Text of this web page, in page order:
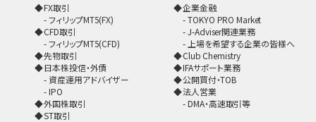
FX取引
フィリップMT5(FX)
CFD取引
フィリップMT5(CFD)
先物取引
日本株投信・外債
資産運用アドバイザー
IPO
外国株取引
ST取引
企業金融
TOKYO PRO Market
J-Adviser関連業務
上場を希望する企業の皆様へ
Club Chemistry
IFAサポート業務
公開買付・TOB
法人営業
DMA・高速取引等